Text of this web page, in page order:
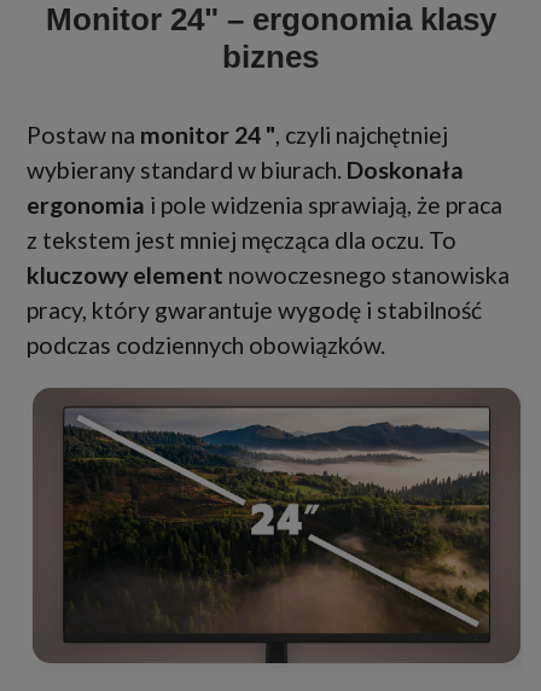
Monitor 24" – ergonomia klasy
biznes
Postaw na monitor 24 ", czyli najchętniej
wybierany standard w biurach. Doskonała
ergonomia i pole widzenia sprawiają, że praca
z tekstem jest mniej męcząca dla oczu. To
kluczowy element nowoczesnego stanowiska
pracy, który gwarantuje wygodę i stabilność
podczas codziennych obowiązków.